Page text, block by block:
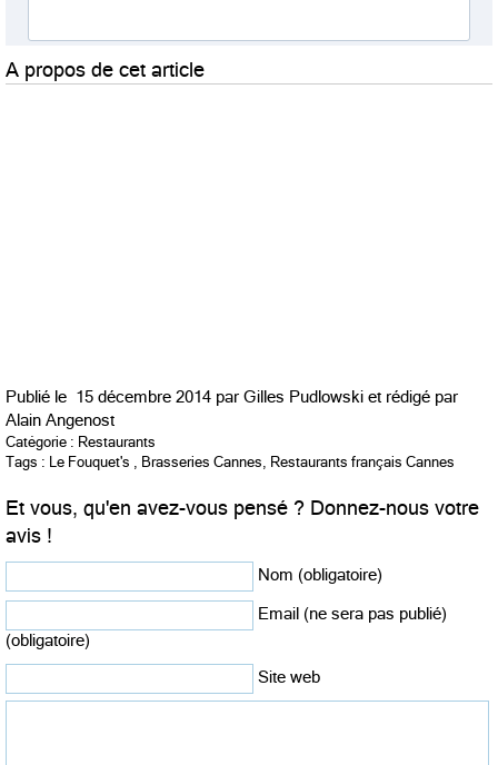
A propos de cet article
Publié le 15 décembre 2014 par Gilles Pudlowski et rédigé par
Alain Angenost
Catégorie : Restaurants
Tags : Le Fouquet's , Brasseries Cannes, Restaurants français Cannes
Et vous, qu'en avez-vous pensé ? Donnez-nous votre
avis !
Nom (obligatoire)
Email (ne sera pas publié)
(obligatoire)
Site web